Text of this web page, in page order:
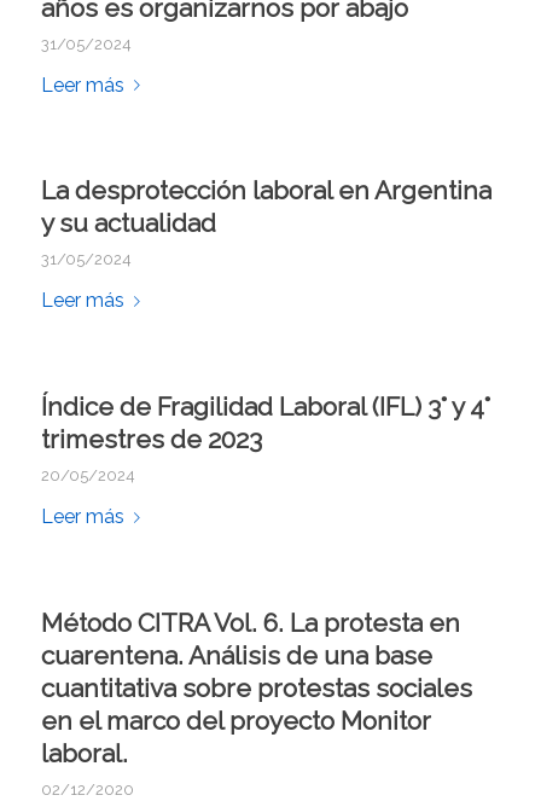
años es organizarnos por abajo
31/05/2024
Leer más
La desprotección laboral en Argentina
y su actualidad
31/05/2024
Leer más
Índice de Fragilidad Laboral (IFL) 3° y 4°
trimestres de 2023
20/05/2024
Leer más
Método CITRA Vol. 6. La protesta en
cuarentena. Análisis de una base
cuantitativa sobre protestas sociales
en el marco del proyecto Monitor
laboral.
02/12/2020